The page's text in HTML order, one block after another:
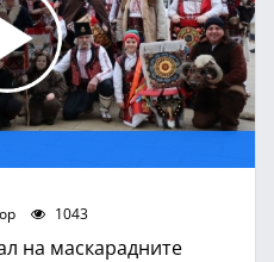
1043
на маскарадните